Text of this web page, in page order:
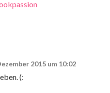
2015 um 10:02
(: